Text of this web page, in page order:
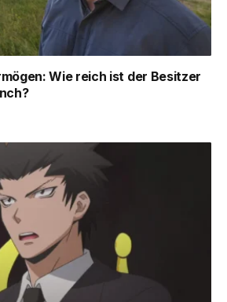
Wie reich ist der Besitzer